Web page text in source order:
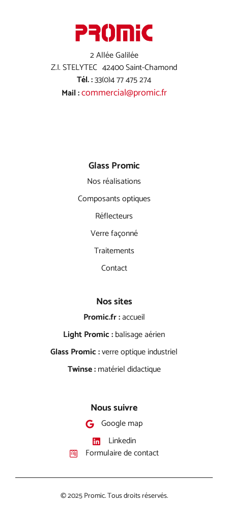
2 Allée Galilée
Z.I. STELYTEC 42400 Saint-Chamond
Tél. :33(0)4 77 475 274
Mail :commercial@promic.fr
Glass Promic
Nos réalisations
Composants optiques
Réflecteurs
Verre façonné
Traitements
Contact
Nos sites
Promic.fr :accueil
Light Promic :balisage aérien
Glass Promic :verre optique industriel
Twinse :matériel didactique
Nous suivre
Google map
Linkedin
Formulaire de contact
© 2025 Promic. Tous droits réservés.